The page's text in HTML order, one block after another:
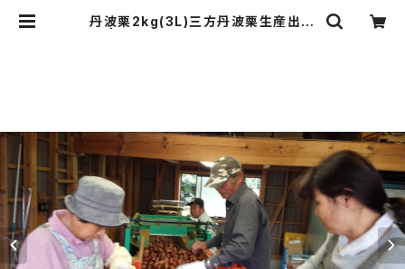
丹波栗2kg(3L)三方丹波栗生産出荷